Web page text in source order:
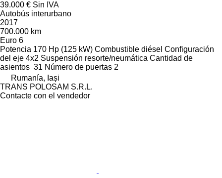
39.000 € Sin IVA
Autobús interurbano
2017
700.000 km
Euro 6
Potencia 170 Hp (125 kW) Combustible diésel Configuración
del eje 4x2 Suspensión resorte/neumática Cantidad de
asientos 31 Número de puertas 2
Rumanía, Iași
TRANS POLOSAM S.R.L.
Contacte con el vendedor